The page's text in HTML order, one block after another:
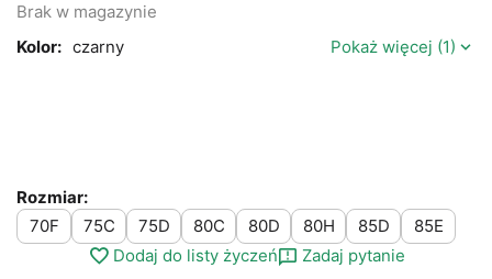
Brak w magazynie
Kolor: czarny Pokaż więcej (1)
Rozmiar:
70F
75C 75D 80C 80D 80H 85D
85E
Dodaj do listy życzeń
Zadaj pytanie